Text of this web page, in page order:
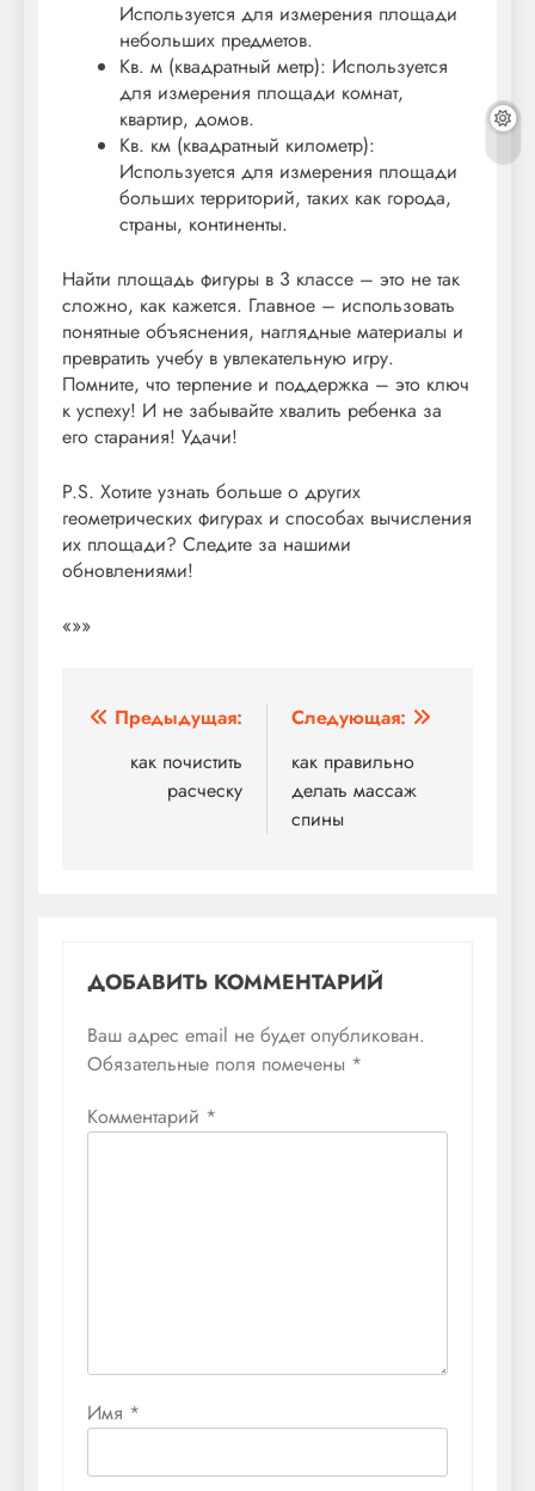
Используется для измерения площади
небольших предметов.
Кв. м (квадратный метр): Используется
для измерения площади комнат,
квартир, домов.
Кв. км (квадратный километр):
Используется для измерения площади
больших территорий, таких как города,
страны, континенты.
Найти площадь фигуры в 3 классе – это не так
сложно, как кажется. Главное – использовать
понятные объяснения, наглядные материалы и
превратить учебу в увлекательную игру.
Помните, что терпение и поддержка – это ключ
к успеху! И не забывайте хвалить ребенка за
его старания! Удачи!
P.S. Хотите узнать больше о других
геометрических фигурах и способах вычисления
их площади? Следите за нашими
обновлениями!
«»»
Навигация
записям
Предыдущая:
как почистить
расческу
Следующая:
как правильно
делать массаж
спины
ДОБАВИТЬ КОММЕНТАРИЙ
Ваш адрес email не будет опубликован.
Обязательные поля помечены *
Комментарий *
Имя *